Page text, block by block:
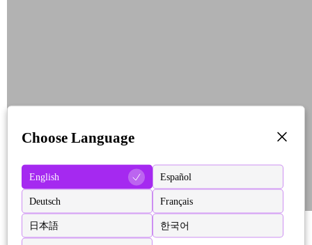
Choose Language
English Español
Deutsch Français
日本語 한국어